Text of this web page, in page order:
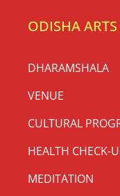
ODISHA
DHARAMSHALA
VENUE
CULTURAL
HEALTH CHECK-
MEDITATION